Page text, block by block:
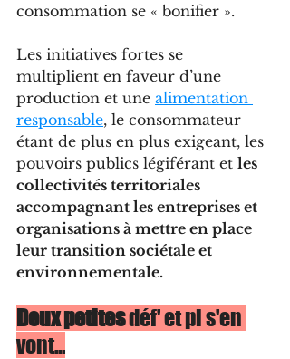
consommation se « bonifier ».
Les initiatives fortes se
multiplient en faveur d’une
production et une alimentation
responsable, le consommateur
étant de plus en plus exigeant, les
pouvoirs publics légiférant et les
collectivités territoriales
accompagnant les entreprises et
organisations à mettre en place
leur transition sociétale et
environnementale.
Deux petites déf' et pi s'en
vont...